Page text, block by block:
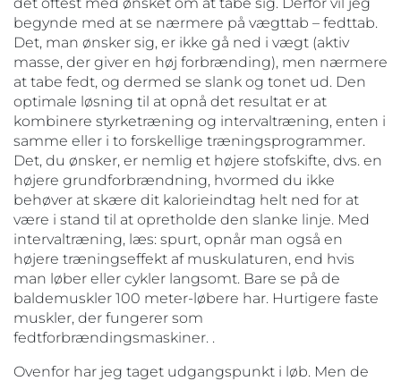
begynde med at se nærmere på vægttab – fedttab.
Det, man ønsker sig, er ikke gå ned i vægt (aktiv
masse, der giver en høj forbrænding), men nærmere
at tabe fedt, og dermed se slank og tonet ud. Den
optimale løsning til at opnå det resultat er at
kombinere styrketræning og intervaltræning, enten i
samme eller i to forskellige træningsprogrammer.
Det, du ønsker, er nemlig et højere stofskifte, dvs. en
højere grundforbrændning, hvormed du ikke
behøver at skære dit kalorieindtag helt ned for at
være i stand til at opretholde den slanke linje. Med
intervaltræning, læs: spurt, opnår man også en
højere træningseffekt af muskulaturen, end hvis
man løber eller cykler langsomt. Bare se på de
baldemuskler 100 meter-løbere har. Hurtigere faste
muskler, der fungerer som
fedtforbrændingsmaskiner. .
Ovenfor har jeg taget udgangspunkt i løb. Men de